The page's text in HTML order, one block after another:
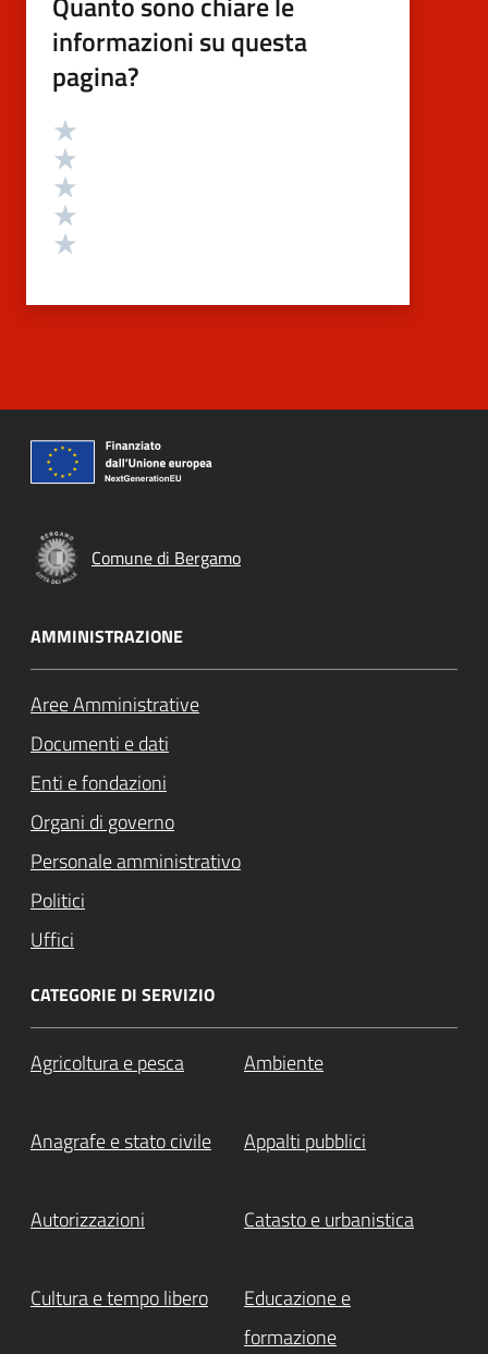
informazioni su questa
pagina?
Valutazione
Comune di Bergamo
AMMINISTRAZIONE
Aree Amministrative
Documenti e dati
Enti e fondazioni
Organi di governo
Personale amministrativo
Politici
Uffici
CATEGORIE DI SERVIZIO
Agricoltura e pesca Ambiente
Anagrafe e stato civile Appalti pubblici
Autorizzazioni Catasto e urbanistica
Cultura e tempo libero
Educazione e
formazione